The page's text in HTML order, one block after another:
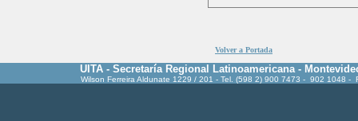
Volver a Portada
UITA - Secretaría Regional Latinoamericana -
Wilson Ferreira Aldunate 1229 / 201 - Tel. (598 2) 900 7473 - 902 1048 -